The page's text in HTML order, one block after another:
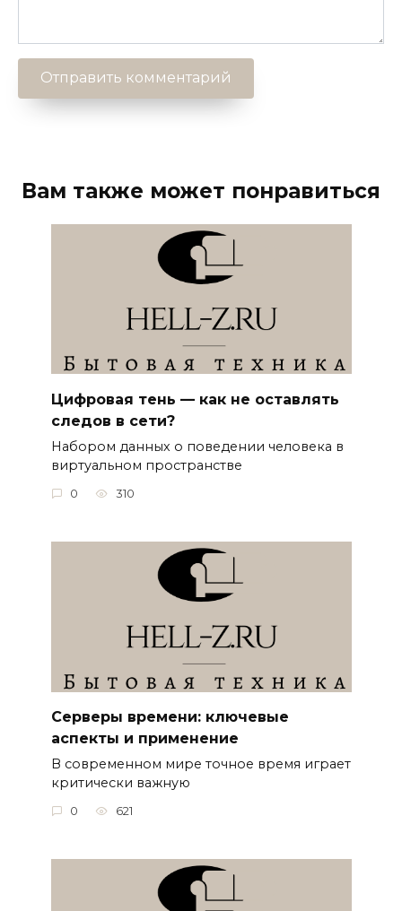
Вам также может понравиться
Цифровая тень — как не оставлять
следов в сети?
Набором данных о поведении человека в
виртуальном пространстве
0 310
Серверы времени: ключевые
аспекты и применение
В современном мире точное время играет
критически важную
0 621